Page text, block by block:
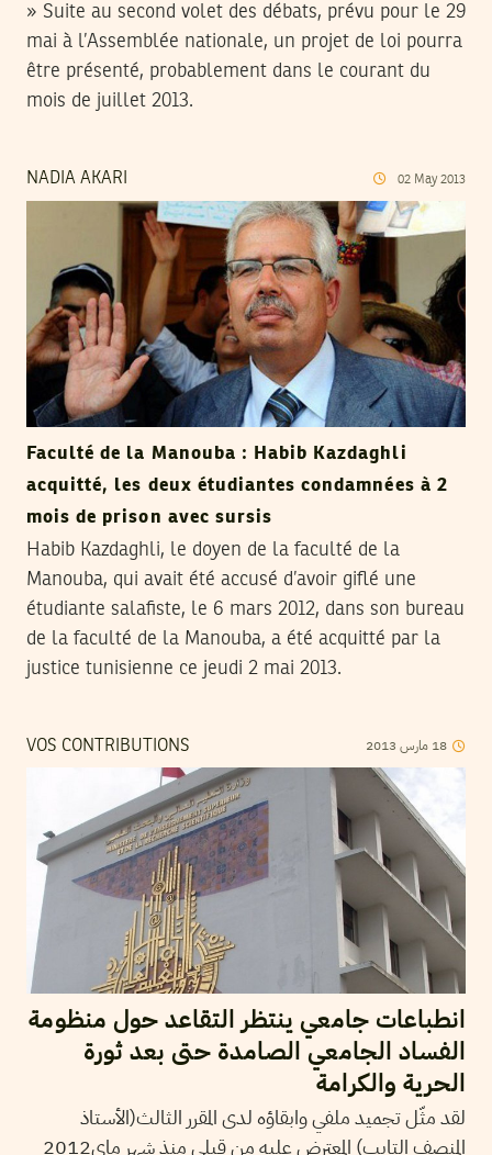
» Suite au second volet des débats, prévu pour le 29
mai à l’Assemblée nationale, un projet de loi pourra
être présenté, probablement dans le courant du
mois de juillet 2013.
NADIA AKARI 02 May 2013
Faculté de la Manouba : Habib Kazdaghli
acquitté, les deux étudiantes condamnées à 2
mois de prison avec sursis
Habib Kazdaghli, le doyen de la faculté de la
Manouba, qui avait été accusé d’avoir giflé une
étudiante salafiste, le 6 mars 2012, dans son bureau
de la faculté de la Manouba, a été acquitté par la
justice tunisienne ce jeudi 2 mai 2013.
VOS CONTRIBUTIONS 18 مارس 2013
انطباعات جامعي ينتظر التقاعد حول منظومة
الفساد الجامعي الصامدة حتى بعد ثورة
الحرية والكرامة
لقد مثّل تجميد ملفي وابقاؤه لدى المقرر الثالث(الأستاذ
المنصف التايب) المعترض عليه من قبلي منذ شهر ماي2012